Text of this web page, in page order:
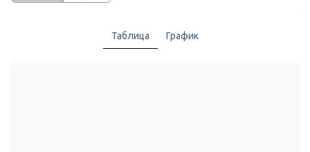
Таблица График